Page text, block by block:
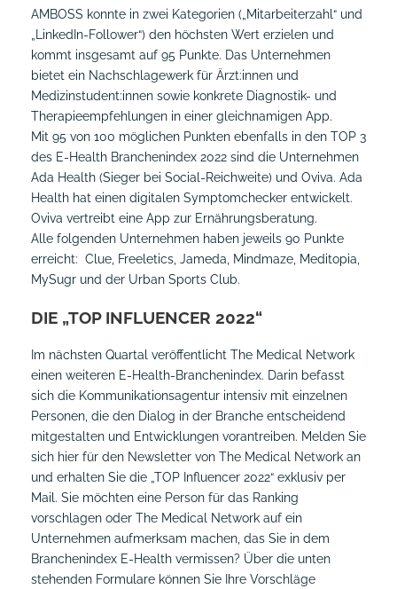
AMBOSS konnte in zwei Kategorien („Mitarbeiterzahl“ und
„LinkedIn-Follower“) den höchsten Wert erzielen und
kommt insgesamt auf 95 Punkte. Das Unternehmen
bietet ein Nachschlagewerk für Ärzt:innen und
Medizinstudent:innen sowie konkrete Diagnostik- und
Therapieempfehlungen in einer gleichnamigen App.
Mit 95 von 100 möglichen Punkten ebenfalls in den TOP 3
des E-Health Branchenindex 2022 sind die Unternehmen
Ada Health (Sieger bei Social-Reichweite) und Oviva. Ada
Health hat einen digitalen Symptomchecker entwickelt.
Oviva vertreibt eine App zur Ernährungsberatung.
Alle folgenden Unternehmen haben jeweils 90 Punkte
erreicht: Clue, Freeletics, Jameda, Mindmaze, Meditopia,
MySugr und der Urban Sports Club.
DIE „TOP INFLUENCER 2022“
Im nächsten Quartal veröffentlicht The Medical Network
einen weiteren E-Health-Branchenindex. Darin befasst
sich die Kommunikationsagentur intensiv mit einzelnen
Personen, die den Dialog in der Branche entscheidend
mitgestalten und Entwicklungen vorantreiben. Melden Sie
sich hier für den Newsletter von The Medical Network an
und erhalten Sie die „TOP Influencer 2022“ exklusiv per
Mail. Sie möchten eine Person für das Ranking
vorschlagen oder The Medical Network auf ein
Unternehmen aufmerksam machen, das Sie in dem
Branchenindex E-Health vermissen? Über die unten
stehenden Formulare können Sie Ihre Vorschläge